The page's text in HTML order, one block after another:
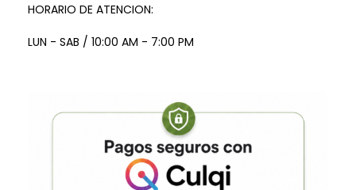
HORARIO DE ATENCION:
LUN - SAB / 10:00 AM - 7:00 PM